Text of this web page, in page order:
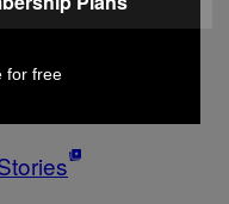
futbol marig
for free